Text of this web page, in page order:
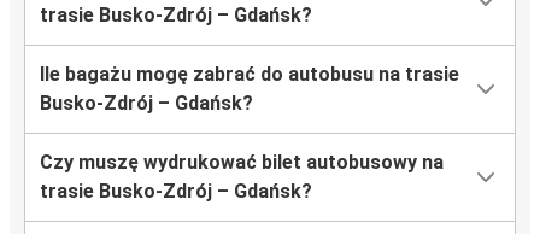
trasie Busko-Zdrój – Gdańsk?
Ile bagażu mogę zabrać do autobusu na trasie
Busko-Zdrój – Gdańsk?
Czy muszę wydrukować bilet autobusowy na
trasie Busko-Zdrój – Gdańsk?